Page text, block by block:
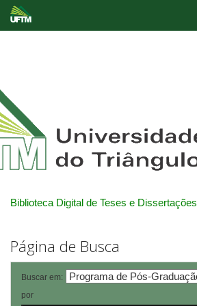
Biblioteca Digital de Teses e Dissertações
Página de Busca
Buscar em:
por